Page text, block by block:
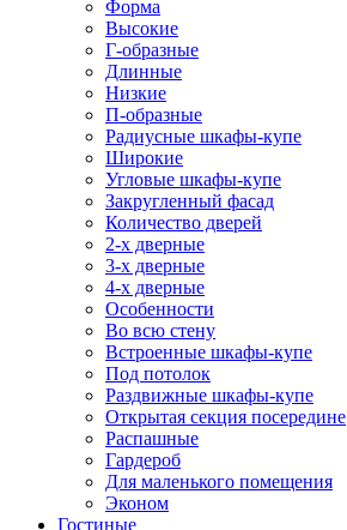
Форма
Высокие
Г-образные
Длинные
Низкие
П-образные
Радиусные шкафы-купе
Широкие
Угловые шкафы-купе
Закругленный фасад
Количество дверей
2-х дверные
3-х дверные
4-х дверные
Особенности
Во всю стену
Встроенные шкафы-купе
Под потолок
Раздвижные шкафы-купе
Открытая секция посередине
Распашные
Гардероб
Для маленького помещения
Эконом
Гостиные